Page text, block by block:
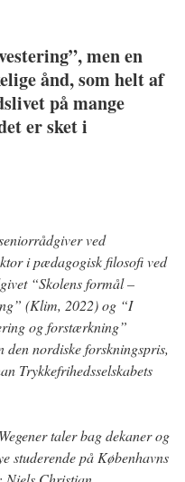
men en
ånd, som helt af
på mange
er sket i
ved
i pædagogisk filosofi ved
“Skolens formål –
(Klim, 2022) og “I
og forstærkning”
nordiske forskningspris,
Trykkefrihedsselskabets
taler bag dekaner og
studerende på Københavns